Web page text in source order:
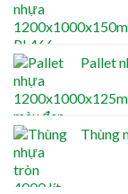
Pallet
Thùng